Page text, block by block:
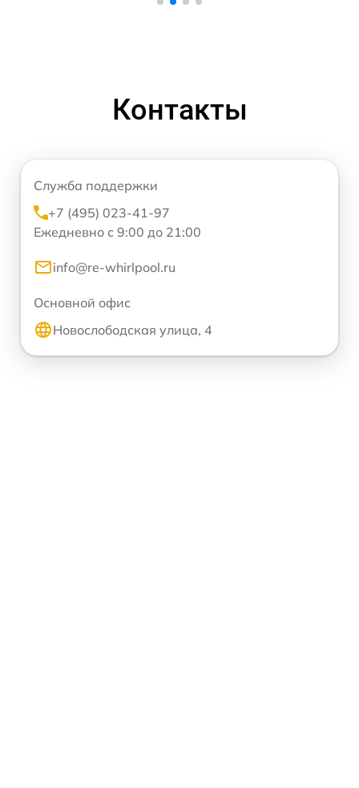
Контакты
Служба поддержки
+7 (495) 023-41-97
Ежедневно с 9:00 до 21:00
info@re-whirlpool.ru
Основной офис
Новослободская улица, 4